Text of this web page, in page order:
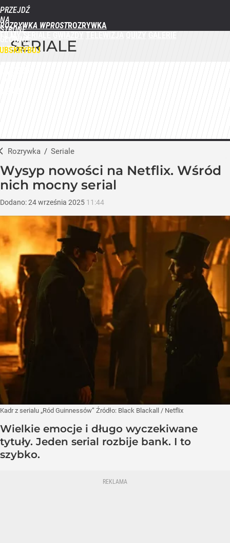
PRZEJDŹ
NA
STRONĘ
GŁÓWNĄ
WPROST.PL
ROZRYWKA WPROST
SERIALE
Rozrywka / Seriale
Wysyp nowości na Netflix. Wśród
nich mocny serial
Dodano:24września 2025 11:44
Kadr z serialu „Ród Guinnessów” Źródło: Black Blackall / Netflix
Wielkie emocje i długo wyczekiwane
tytuły. Jeden serial rozbije bank. I to
szybko.